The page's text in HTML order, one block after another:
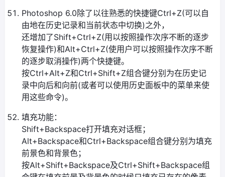
Photoshop 6.0除了以往熟悉的快捷键Ctrl+Z(可以自
由地在历史记录和当前状态中切换)之外，
还增加了Shift+Ctrl+Z(用以按照操作次序不断的逐步
恢复操作)和Alt+Ctrl+Z(使用户可以按照操作次序不断
的逐步取消操作)两个快捷键。
按Ctrl+Alt+Z和Ctrl+Shift+Z组合键分别为在历史记
录中向后和向前(或者可以使用历史面板中的菜单来使
用这些命令)。
填充功能：
Shift+Backspace打开填充对话框；
Alt+Backspace和Ctrl+Backspace组合键分别为填充
前景色和背景色；
按Alt+Shift+Backspace及Ctrl+Shift+Backspace组